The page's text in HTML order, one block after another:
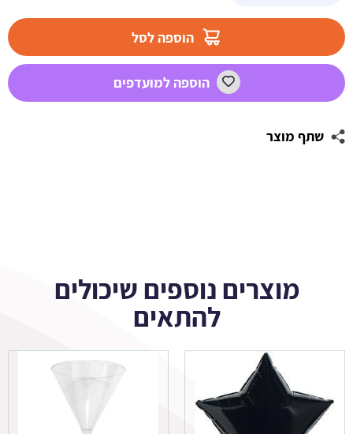
-
בחלל
הוספה לסל
הוספה למועדפים
שתף מוצר
מוצרים נוספים שיכולים
להתאים